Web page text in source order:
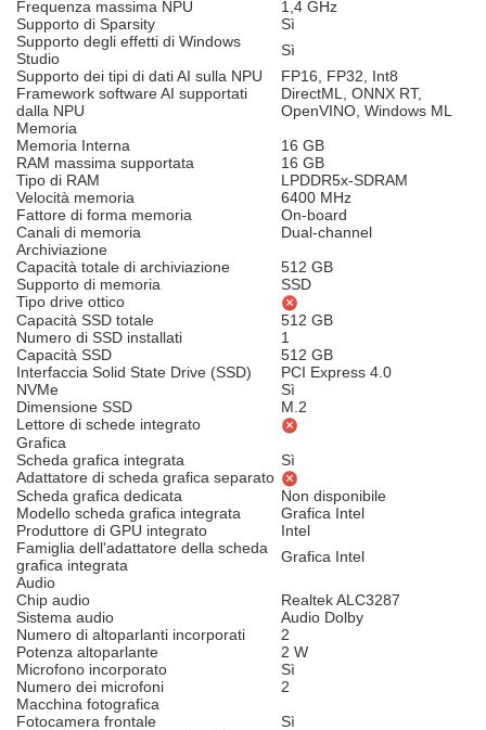
Frequenza massima NPU
1,4 GHz
Supporto di Sparsity
Sì
Supporto degli effetti di Windows
Studio
Sì
Supporto dei tipi di dati AI sulla NPU
FP16, FP32, Int8
Framework software AI supportati
dalla NPU
DirectML, ONNX RT,
OpenVINO, Windows ML
Memoria
Memoria Interna
16 GB
RAM massima supportata
16 GB
Tipo di RAM
LPDDR5x-SDRAM
Velocità memoria
6400 MHz
Fattore di forma memoria
On-board
Canali di memoria
Dual-channel
Archiviazione
Capacità totale di archiviazione
512 GB
Supporto di memoria
SSD
Tipo drive ottico
Capacità SSD totale
512 GB
Numero di SSD installati
1
Capacità SSD
512 GB
Interfaccia Solid State Drive (SSD)
PCI Express 4.0
NVMe
Sì
Dimensione SSD
M.2
Lettore di schede integrato
Grafica
Scheda grafica integrata
Sì
Adattatore di scheda grafica separato
Scheda grafica dedicata
Non disponibile
Modello scheda grafica integrata
Grafica Intel
Produttore di GPU integrato
Intel
Famiglia dell'adattatore della scheda
grafica integrata
Grafica Intel
Audio
Chip audio
Realtek ALC3287
Sistema audio
Audio Dolby
Numero di altoparlanti incorporati
2
Potenza altoparlante
2 W
Microfono incorporato
Sì
Numero dei microfoni
2
Macchina fotografica
Fotocamera frontale
Sì